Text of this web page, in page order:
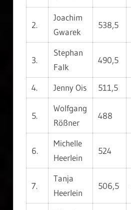
2.
Joachim
Gwarek
538,5
3.
Stephan
Falk
490,5
4. Jenny Ois 511,5
5.
Wolfgang
Rößner
488
6.
Michelle
Heerlein
524
7.
Tanja
Heerlein
506,5